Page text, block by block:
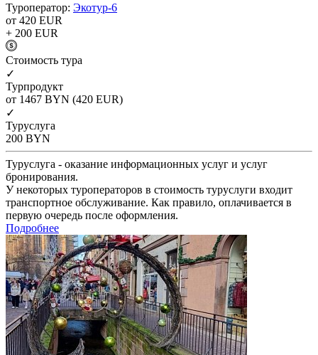
Туроператор: Экотур-6
от 420 EUR
+ 200 EUR
Cтоимость тура
✓
Турпродукт
от 1467 BYN (420 EUR)
✓
Туруслуга
200 BYN
Туруслуга - оказание информационных услуг и услуг
бронирования.
У некоторых туроператоров в стоимость туруслуги входит
транспортное обслуживание. Как правило, оплачивается в
первую очередь после оформления.
Подробнее